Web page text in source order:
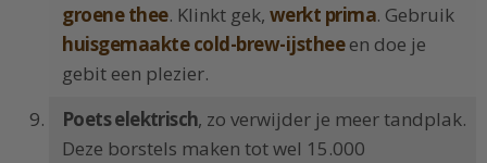
groene thee. Klinkt gek, werkt prima. Gebruik
huisgemaakte cold-brew-ijstheeen doe je
gebit een plezier.
Poets elektrisch, zo verwijder je meer tandplak.
Deze borstels maken tot wel 15.000